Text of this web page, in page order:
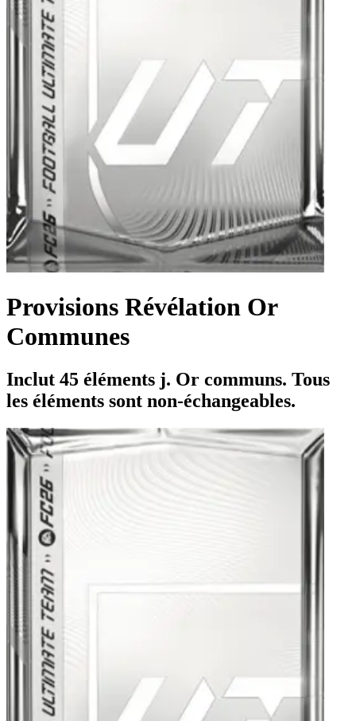
Provisions Révélation Or
Communes
Inclut 45 éléments j. Or communs. Tous
les éléments sont non-échangeables.